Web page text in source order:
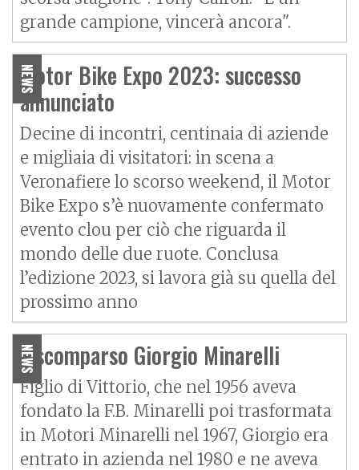
grande campione, vincerà ancora".
NEWS
Motor Bike Expo 2023: successo
annunciato
Decine di incontri, centinaia di aziende
e migliaia di visitatori: in scena a
Veronafiere lo scorso weekend, il Motor
Bike Expo s’è nuovamente confermato
evento clou per ciò che riguarda il
mondo delle due ruote. Conclusa
l’edizione 2023, si lavora già su quella del
prossimo anno
NEWS
È scomparso Giorgio Minarelli
Figlio di Vittorio, che nel 1956 aveva
fondato la F.B. Minarelli poi trasformata
in Motori Minarelli nel 1967, Giorgio era
entrato in azienda nel 1980 e ne aveva